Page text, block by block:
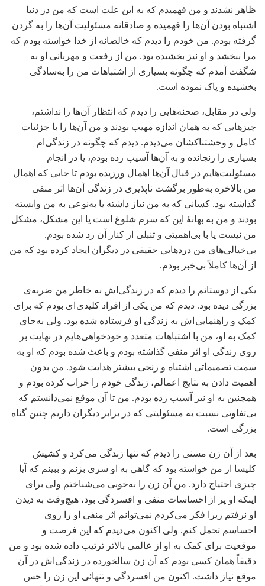
ظاهر نشدند و من فهمیدم که به این علت است که من در دنیا
اشتباه بودن آن‌ها را فهمیده و صادقانه مسئولیت آن‌ها را به گردن
گرفته بودم. من خودم را دیدم که خالصانه از خدا خواسته بودم که
مرا ببخشد و او نیز بخشیده بود. من از رفعت و مهربانی او به
شگفت آمدم که چگونه بسیاری از اشتباهات من را به‌سادگی
بخشیده و پاک نموده است.
ولی در مقابل، صحنه‌هایی را دیدم که انتظار آن‌ها را نداشتم،
چیزهایی که به همان اندازه مهیب بودند و من آن‌ها را با جزئیات
کامل و وحشتناکشان می‌دیدم. دیدم که چگونه در زندگی‌ام
بسیاری را رنجانده و به آن‌ها آسیب زده بودم، یا در انجام
مسئولیت‌هایم در قبال آن‌ها اهمال ورزیده بودم تا جایی که اهمال
من بالاخره به‌طور برگشت ناپذیری در زندگی آن‌ها اثر منفی
گذاشته بود. کسانی که به من نیاز داشته یا به‌نوعی به من وابسته
بودند و من به بهانۀ این که سرم شلوغ است یا این مشکل، مشکل
من نیست یا با بی‌اهمیتی و تنبلی از کنار آن رد شده بودم.
بی‌خیالی‌های من دردهایی حقیقی در دیگران ایجاد کرده بود که من
از آن‌ها کاملاً بی‌خبر بودم.
یکی از دوستانم را دیدم که در زندگی‌اش به خاطر من ضربه‌ی
بزرگی دیده بود. دیدم که من یکی از افراد کلیدی ای بودم که برای
کمک و راهنمایی اش به زندگی او فرستاده شده بود. ولی به‌جای
کمک به او، من با اشتباهات متعدد و خودخواهی‌هایم در نهایت بر
روی زندگی او اثر منفی گذاشته بودم و باعث شده بودم که او به
سمت تصمیماتی اشتباه و رنجی بیشتر هدایت شود. من بدون
اهمیت دادن به نتایج اعمالم، زندگی خودم را خراب کرده بودم و
همچنین به او نیز آسیب زده بودم. من تا آن موقع نمی‌دانستم که
بی‌تفاوتی نسبت به مسئولیتی که در برابر دیگران داریم چنین گناه
بزرگی است.
بعد از آن زن مسنی را دیدم که تنها زندگی می‌کرد و کشیش
کلیسا از من خواسته بود که گاهی به او سری بزنم و ببینم که آیا
چیزی احتیاج دارد. من آن زن را به‌خوبی می‌شناختم ولی برای
اینکه او پر از احساسات منفی و افسردگی بود، هیچ‌وقت به دیدن
او نرفتم زیرا فکر می‌کردم نمی‌توانم اثر منفی او را روی
احساسم تحمل کنم. ولی اکنون می‌دیدم که این فرصت و
موقعیت برای کمک به او از عالمی بالاتر ترتیب داده شده بود و من
دقیقاً همان کسی بودم که آن زن سالخورده در زندگی‌اش در آن
موقع نیاز داشت. اکنون من افسردگی و تنهائی این زن را حس